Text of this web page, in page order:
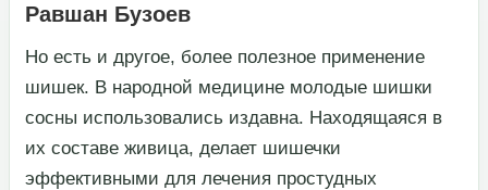
Равшан Бузоев
​Но есть и другое, более полезное применение
шишек. В народной медицине молодые шишки
сосны использовались издавна. Находящаяся в
их составе живица, делает шишечки
эффективными для лечения простудных